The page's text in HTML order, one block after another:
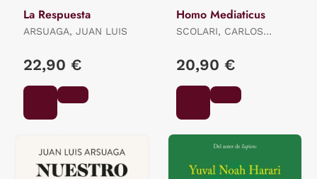
La Respuesta
ARSUAGA, JUAN LUIS
22,90 €
Homo Mediaticus
SCOLARI, CARLOS
20,90 €